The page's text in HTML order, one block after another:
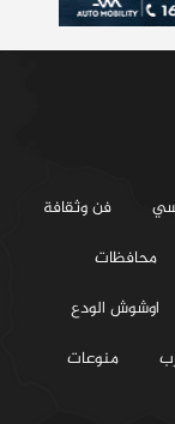
فن وثقافة
محافظات
اوشوش الودع
منوعات